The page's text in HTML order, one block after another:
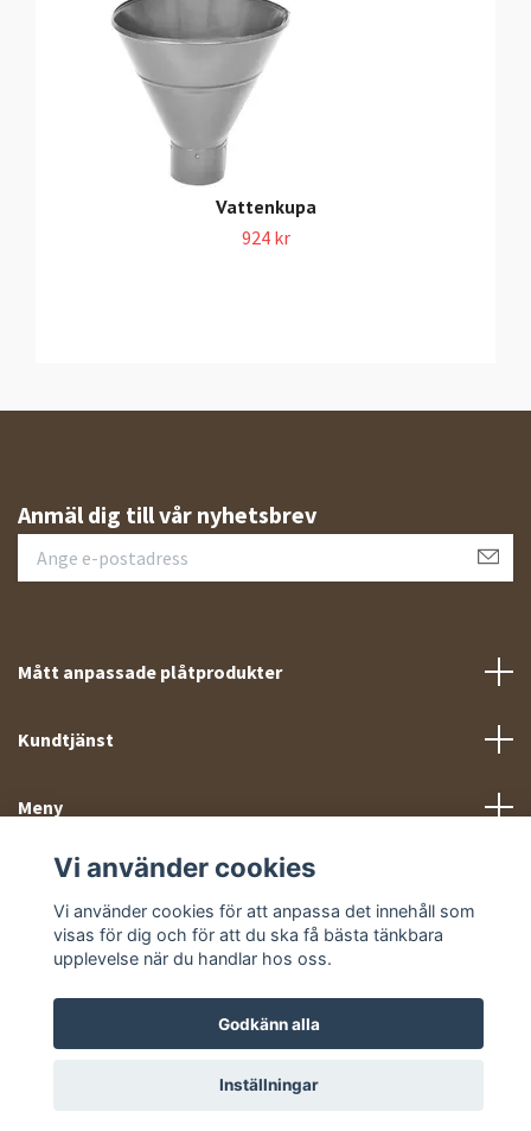
Vattenkupa
924 kr
Anmäl dig till vår nyhetsbrev
Mått anpassade plåtprodukter
Kundtjänst
Meny
Sociala medier
Vi använder cookies
Vi använder cookies för att anpassa det innehåll som
visas för dig och för att du ska få bästa tänkbara
upplevelse när du handlar hos oss.
Godkänn alla
Inställningar